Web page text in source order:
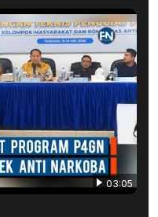
03:05